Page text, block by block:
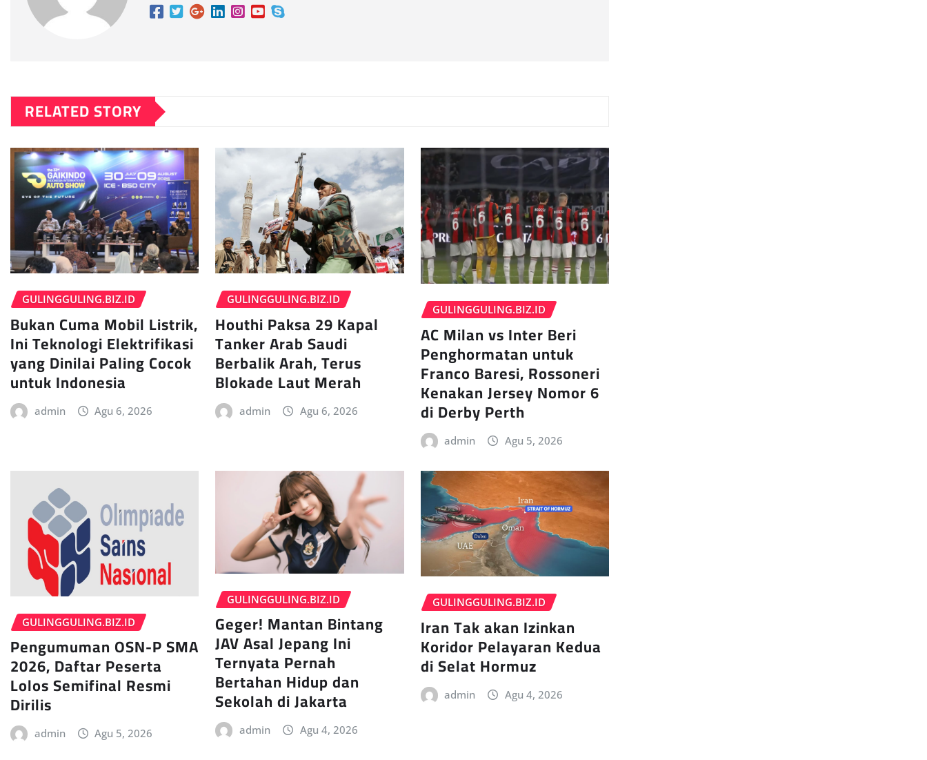
RELATED STORY
GULINGGULING.BIZ.ID
Bukan Cuma Mobil Listrik,
Ini Teknologi Elektrifikasi
yang Dinilai Paling Cocok
untuk Indonesia
admin Agu 6, 2026
GULINGGULING.BIZ.ID
Houthi Paksa 29 Kapal
Tanker Arab Saudi
Berbalik Arah, Terus
Blokade Laut Merah
admin Agu 6, 2026
GULINGGULING.BIZ.ID
AC Milan vs Inter Beri
Penghormatan untuk
Franco Baresi, Rossoneri
Kenakan Jersey Nomor 6
di Derby Perth
admin Agu 5, 2026
GULINGGULING.BIZ.ID
Pengumuman OSN-P SMA
2026, Daftar Peserta
Lolos Semifinal Resmi
Dirilis
admin Agu 5, 2026
GULINGGULING.BIZ.ID
Geger! Mantan Bintang
JAV Asal Jepang Ini
Ternyata Pernah
Bertahan Hidup dan
Sekolah di Jakarta
admin Agu 4, 2026
GULINGGULING.BIZ.ID
Iran Tak akan Izinkan
Koridor Pelayaran Kedua
di Selat Hormuz
admin Agu 4, 2026